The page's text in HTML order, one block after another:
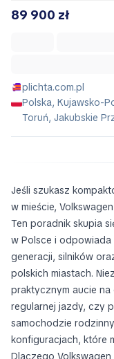
89 900 zł
plichta.com.pl
Polska, Kujawsko-
Toruń, Jakubskie
Jeśli szukasz
w mieście,
Ten poradnik skupia
w Polsce i
generacji, silników
polskich miastach.
praktycznym aucie
regularnej jazdy, czy
samochodzie
konfiguracjach, które
Dlaczego